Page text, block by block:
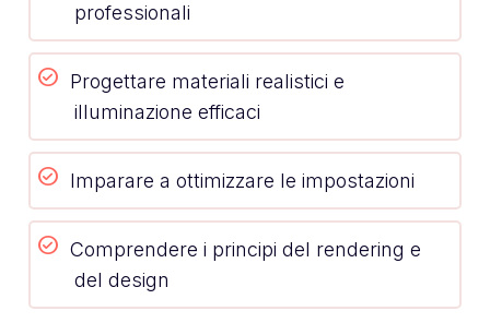
professionali
Progettare materiali realistici e
illuminazione efficaci
Imparare a ottimizzare le impostazioni
Comprendere i principi del rendering e
del design